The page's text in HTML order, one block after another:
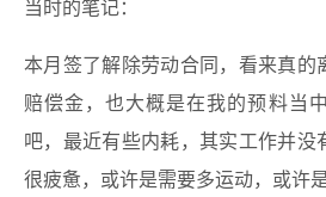
当时的笔记：
本月签了解除劳动合同，看来真的
赔偿金，也大概是在我的预料当
吧，最近有些内耗，其实工作并没
很疲惫，或许是需要多运动，或许